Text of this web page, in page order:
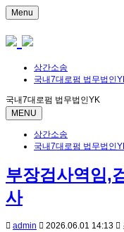
Menu
상간소송
국내7대로펌 법무법인
국내7대로펌 법무법인YK
MENU
상간소송
국내7대로펌 법무법인
부장검사역임,
사
admin 2026.06.01 14:13